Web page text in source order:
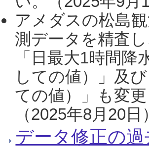
アメダスの松島
測データを精査
「日最大1時間
しての値）」及
ての値）」も変
（2025年8月20日）
データ修正の